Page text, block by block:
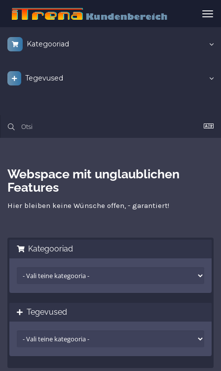
Kategooriad
Tegevused
Webspace mit unglaublichen
Features
Hier bleiben keine Wünsche offen, - garantiert!
Kategooriad
Tegevused